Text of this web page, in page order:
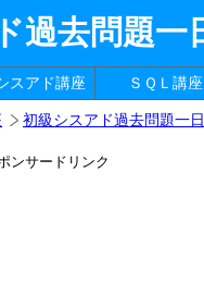
過去問題一
スアド講座 ＳＱＬ講座
初級シスアド過去問題一
ンサードリンク